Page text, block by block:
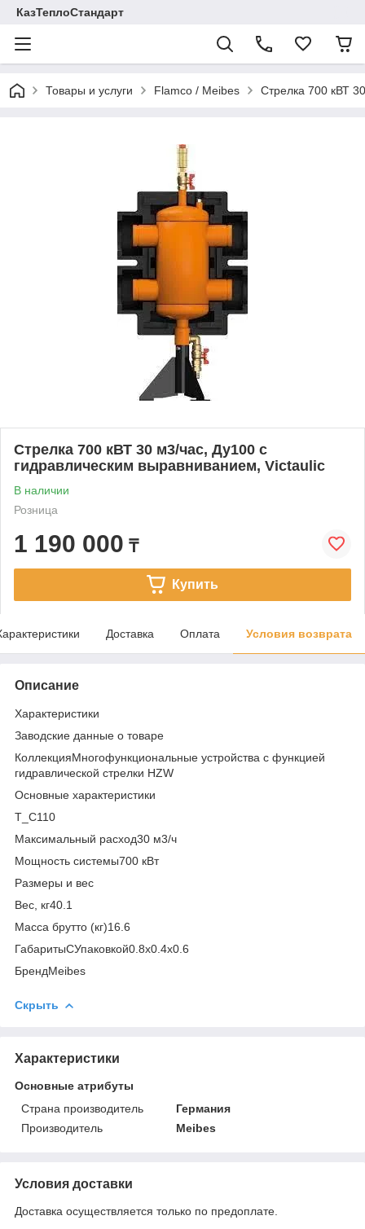
КазТеплоСтандарт
Товары и услуги Flamco / Meibes Стрелка 700 кВТ
Стрелка 700 кВТ 30 м3/час, Ду100 с
гидравлическим выравниванием, Victaulic
В наличии
Розница
1 190 000 ₸
Купить
Доставка Оплата Условия возврата
Описание
Характеристики
Заводские данные о товаре
КоллекцияМногофункциональные устройства с функцией
гидравлической стрелки HZW
Основные характеристики
T_C110
Максимальный расход30 м3/ч
Мощность системы700 кВт
Размеры и вес
Вес, кг40.1
Масса брутто (кг)16.6
ГабаритыСУпаковкой0.8x0.4x0.6
БрендMeibes
Скрыть
Характеристики
Основные атрибуты
Страна производитель
Германия
Производитель
Meibes
Условия доставки
Доставка осуществляется только по предоплате.